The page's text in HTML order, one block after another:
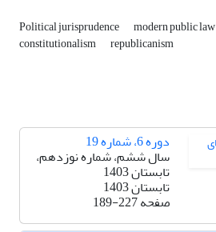
Political jurisprudence modern public law
constitutionalism republicanism
دوره 6، شماره 19
سال ششم، شماره نوزدهم،
تابستان 1403
تابستان 1403
صفحه189-227